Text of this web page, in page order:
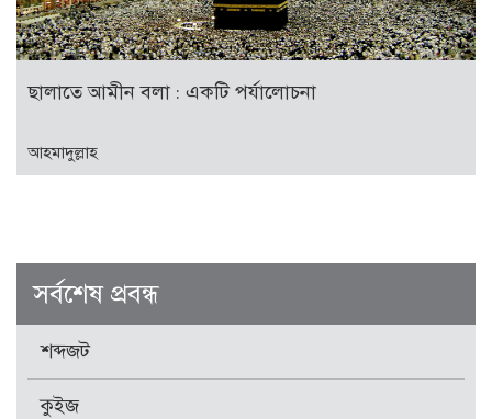
ছালাতে আমীন বলা : একটি পর্যালোচনা
আহমাদুল্লাহ
সর্বশেষ প্রবন্ধ
শব্দজট
কুইজ